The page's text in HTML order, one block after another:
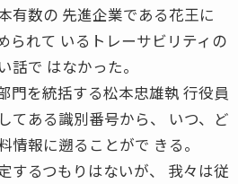
有数の 先進企業である花王に
られて いるトレーサビリティの
話で はなかった。
門を統括する松本忠雄執 行役員
てある識別番号から、 いつ、ど
情報に遡ることがで きる。
するつもりはないが、 我々は従